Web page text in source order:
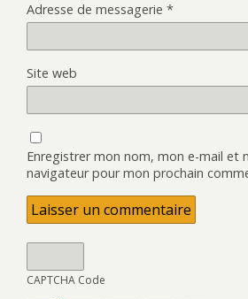
Adresse de messagerie *
Site web
Enregistrer mon nom, mon e-mail et
navigateur pour mon prochain
CAPTCHA Code